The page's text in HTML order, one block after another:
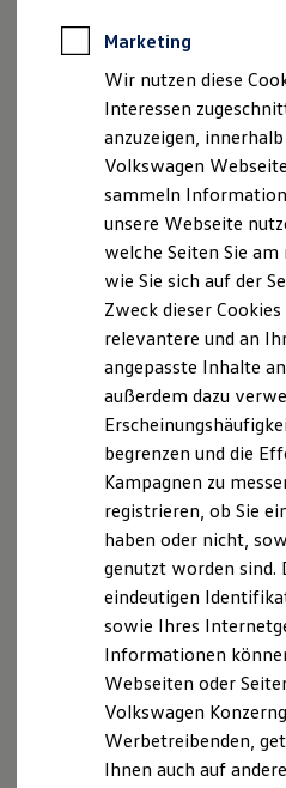
Notdienst und
Software,
California App
VW Connect für
VW Connect für
VW Connect für
VW Connect für
Connect Pro
Fleet Interface
Multistop
Übersicht
Digitales
Fahrerassistenz-
Kontrollleuchten
XTL-
Ersatzteile und
Original Zubehör und
myVolkswagen
myVolkswagen
Elektrisch & Autonom
Elektro - &
Unser Ansatz
Reichweite &
Ladelösungen
Ladelösungen
Bidirektionales
Förderung & Kosten
Streitbeilegungsverfahren
Allgemeine
Zentrums für Schlichtung e.V.
Straßburger Straße 8
77694 Kehl am Rhein
http://www.verbraucher-
Datenschutzerklärung
Datenschutz auf einen
Allgemeine Hinweise
Die folgenden Hinweise
Überblick darüber, was mit
Daten passiert, wenn Sie
Personenbezogene Daten
Sie persönlich identifiziert
entnehmen Sie unserer unter
aufgeführten
Marketing
Wir nutzen diese
Interessen
anzuzeigen,
Volkswagen
sammeln
unsere Webseite
welche Seiten Sie
wie Sie sich auf der
Zweck dieser
relevantere und an
angepasste Inhalte
außerdem dazu
begrenzen und die
Kampagnen zu
registrieren, ob Sie
haben oder nicht,
genutzt worden sind.
eindeutigen
sowie Ihres
Informationen
Webseiten oder
Volkswagen
Werbetreibenden,
Ihnen auch auf